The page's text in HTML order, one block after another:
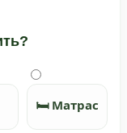
🛏️ Матрас